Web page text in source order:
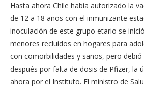
Hasta ahora Chile había autorizado la
de 12 a 18 años con el inmunizante
inoculación de este grupo etario se
menores recluidos en hogares para
con comorbilidades y sanos, pero debió
después por falta de dosis de Pfizer, la
ahora por el Instituto. El ministro de